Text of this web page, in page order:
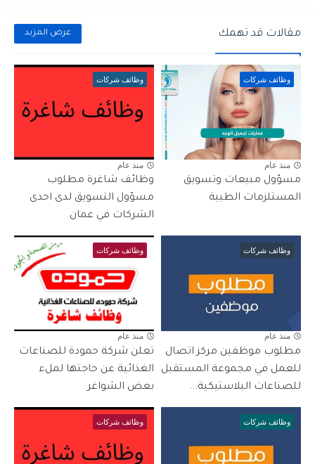
مقالات قد تهمك عرض المزيد
وظائف شركات
منذ عام
مسؤول مبيعات وتسويق
المستلزمات الطبية
وظائف شركات
منذ عام
وظائف شاغرة مطلوب
مسؤول التسويق لدى احدى
الشركات في عمان
وظائف شركات
منذ عام
مطلوب موظفين مركز اتصال
للعمل في مجموعة المستقبل
للصناعات البلاستيكية...
وظائف شركات
منذ عام
تعلن شركة حمودة للصناعات
الغذائية عن حاجتها لملء
بعض الشواغر
وظائف شركات وظائف شركات